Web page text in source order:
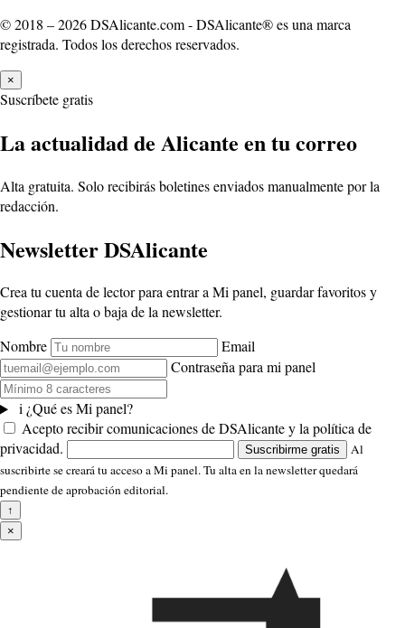
© 2018 – 2026 DSAlicante.com - DSAlicante® es una marca
registrada. Todos los derechos reservados.
×
Suscríbete gratis
La actualidad de Alicante en tu correo
Alta gratuita. Solo recibirás boletines enviados manualmente por la
redacción.
Newsletter DSAlicante
Crea tu cuenta de lector para entrar a Mi panel, guardar favoritos y
gestionar tu alta o baja de la newsletter.
Nombre
Email
Contraseña para mi panel
i¿Qué es Mi panel?
Acepto recibir comunicaciones de DSAlicante y la política de
privacidad.
Suscribirme gratis
Al
suscribirte se creará tu acceso a Mi panel. Tu alta en la newsletter quedará
pendiente de aprobación editorial.
↑
×